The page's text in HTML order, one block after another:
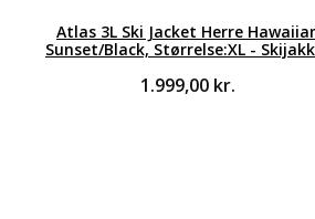
Atlas 3L Ski Jacket Herre
Sunset/Black, Størrelse:XL -
1.999,00 kr.